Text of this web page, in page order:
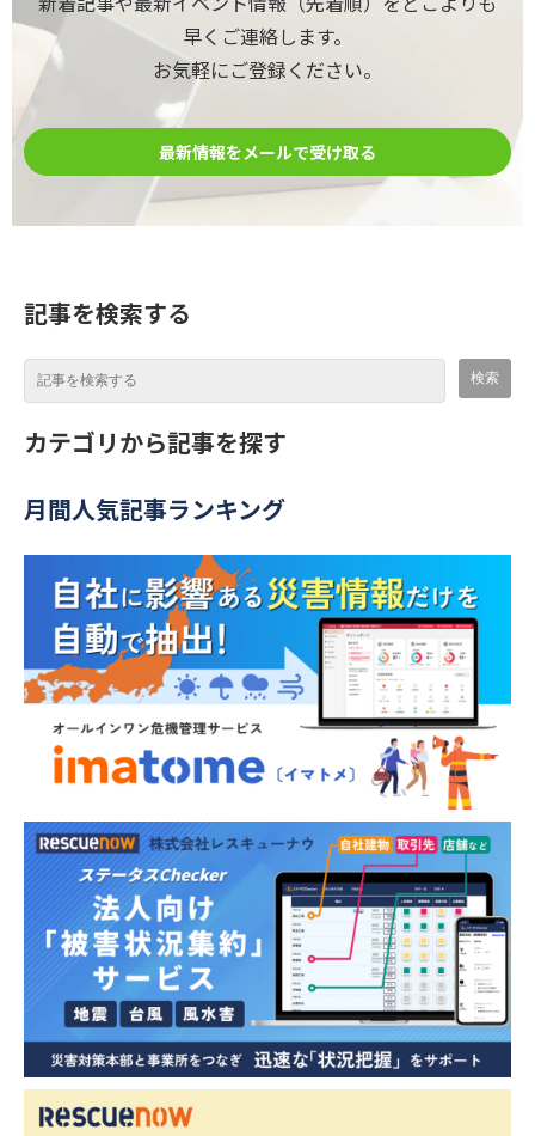
早くご連絡します。
お気軽にご登録ください。
最新情報をメールで受け取る
記事を検索する
カテゴリから記事を探す
月間人気記事ランキング